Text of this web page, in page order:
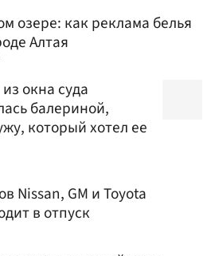
озере: как реклама белья
Алтая
окна суда
балериной,
который хотел ее
Nissan, GM и Toyota
в отпуск